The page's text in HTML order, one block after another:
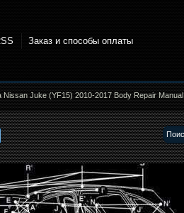
Заказ и способы оплаты
Nissan Juke (YF15) 2010-2017 Body Repair Manual